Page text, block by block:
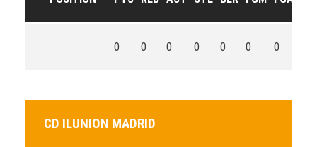
0 0 0 0 0 0 0
CD ILUNION MADRID